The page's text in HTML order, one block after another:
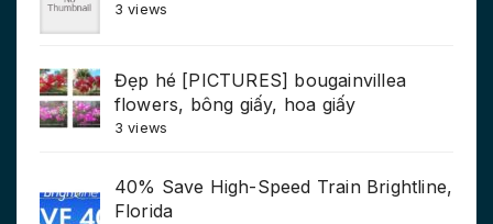
3 views
Đẹp hé [PICTURES] bougainvillea
flowers, bông giấy, hoa giấy
3 views
40% Save High-Speed Train Brightline,
Florida